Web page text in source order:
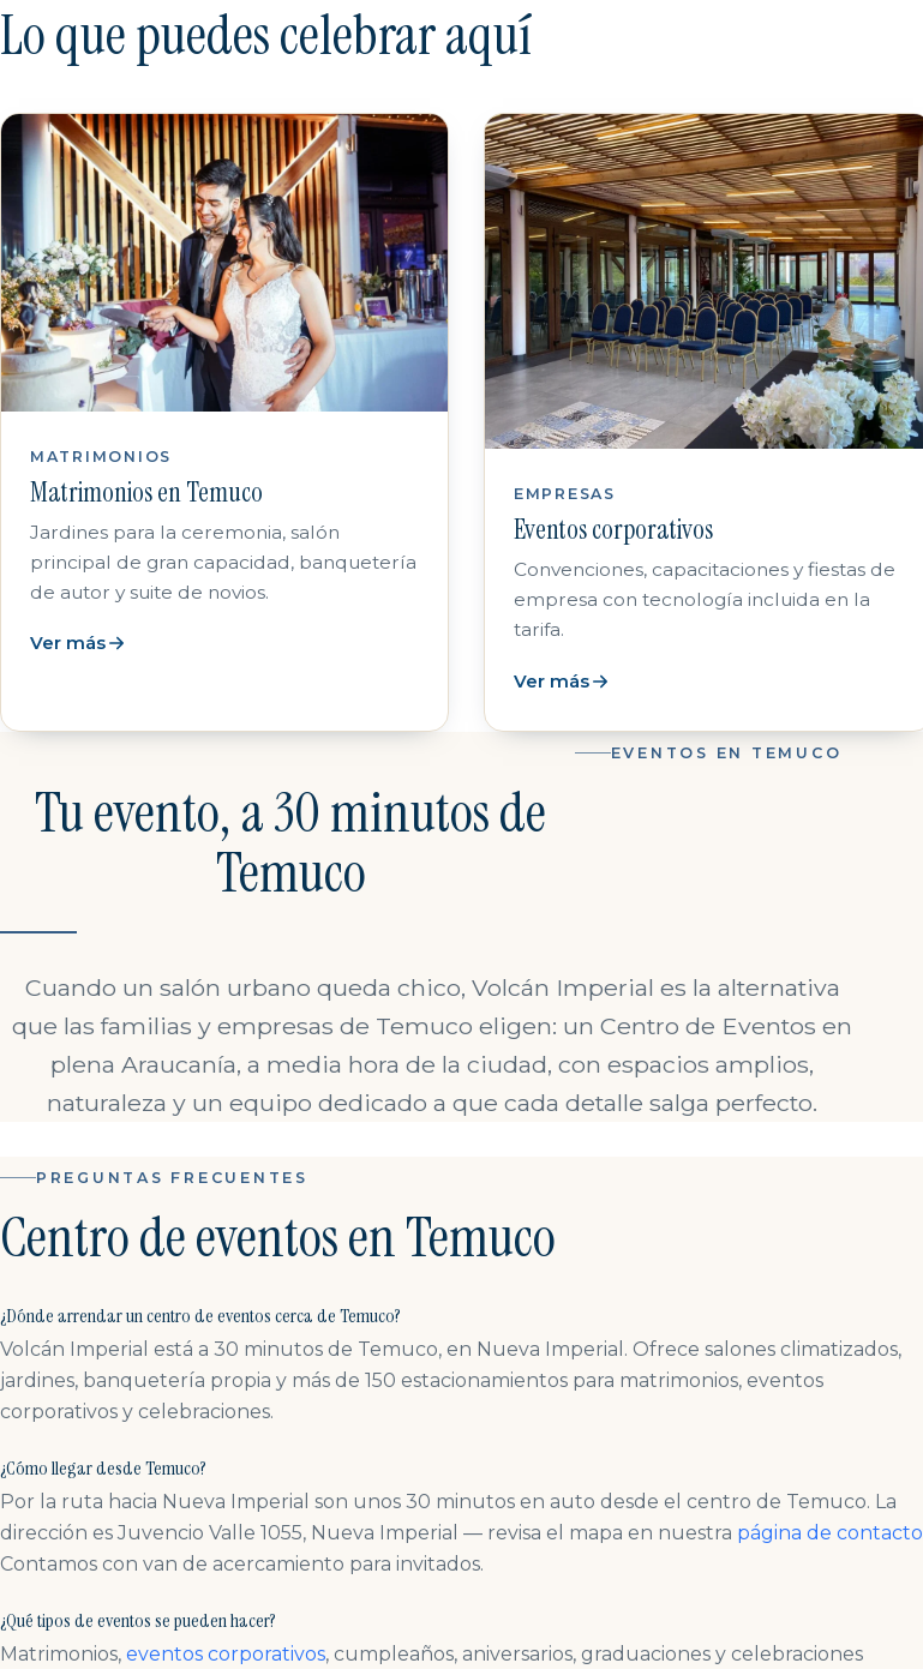
Lo que puedes celebrar aquí
MATRIMONIOS
Matrimonios en Temuco
Jardines para la ceremonia, salón
principal de gran capacidad, banquetería
de autor y suite de novios.
Ver más
EMPRESAS
Eventos corporativos
Convenciones, capacitaciones y fiestas de
empresa con tecnología incluida en la
tarifa.
Ver más
EVENTOS EN TEMUCO
Tu evento, a 30 minutos de
Temuco
Cuando un salón urbano queda chico, Volcán Imperial es la alternativa
que las familias y empresas de Temuco eligen: un Centro de Eventos en
plena Araucanía, a media hora de la ciudad, con espacios amplios,
naturaleza y un equipo dedicado a que cada detalle salga perfecto.
PREGUNTAS FRECUENTES
Centro de eventos en Temuco
¿Dónde arrendar un centro de eventos cerca de Temuco?
Volcán Imperial está a 30 minutos de Temuco, en Nueva Imperial. Ofrece salones climatizados,
jardines, banquetería propia y más de 150 estacionamientos para matrimonios, eventos
corporativos y celebraciones.
¿Cómo llegar desde Temuco?
Por la ruta hacia Nueva Imperial son unos 30 minutos en auto desde el centro de Temuco. La
dirección es Juvencio Valle 1055, Nueva Imperial — revisa el mapa en nuestra página de contacto
Contamos con van de acercamiento para invitados.
¿Qué tipos de eventos se pueden hacer?
Matrimonios, eventos corporativos, cumpleaños, aniversarios, graduaciones y celebraciones